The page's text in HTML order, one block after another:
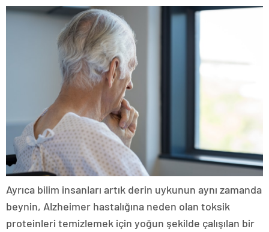
Ayrıca bilim insanları artık derin uykunun aynı zamanda
beynin, Alzheimer hastalığına neden olan toksik
proteinleri temizlemek için yoğun şekilde çalışılan bir